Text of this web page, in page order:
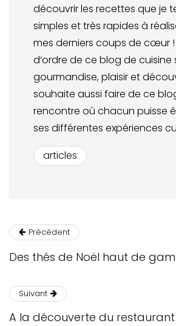
découvrir les recettes que je
simples et très rapides à
mes derniers coups de cœur !
d’ordre de ce blog de cuisine
gourmandise, plaisir et
souhaite aussi faire de ce
rencontre où chacun puisse
ses différentes expériences
articles
Précédent
Des thés de Noël haut de
Suivant
A la découverte du restaurant